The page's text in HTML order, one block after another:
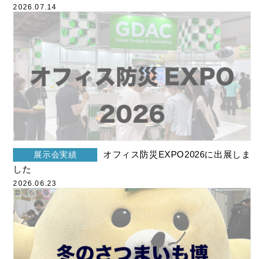
寄附実績
各種認証
製品紹介動画
その他の動画
災害・防災情報
チョッといい話
天災人語
その他
2025年10月
2025年9月
2025年8月
2025年5月
2025年4月
2025年2月
2024年12月
2024年10月
2024年5月
2024年4月
2024年3月
2026.07.14
展示会実績
した
2026.06.23